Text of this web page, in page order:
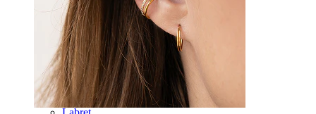
Øre
Septum
14K gull
Klipps